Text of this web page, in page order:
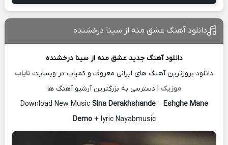
دانلود آهنگ عشق منه از سینا درخشنده
دانلود آهنگ جدید عشق منه ازسینا درخشنده
دانلود بروزترین آهنگ های ایرانی معروف و کمیاب در وبسایت نایاب
موزیک | دسترسی به بزرگترین آرشیو آهنگ ها
Download New Music Sina Derakhshande– Eshghe Mane
Demo+ lyric Nayabmusic